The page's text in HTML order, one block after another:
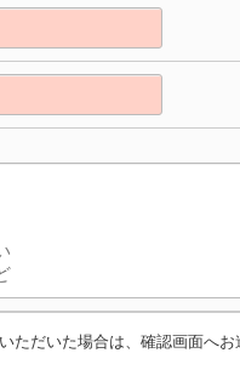
ただいた場合は、確認画面へお